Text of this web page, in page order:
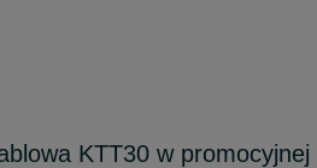
KTT30 w promocyjnej